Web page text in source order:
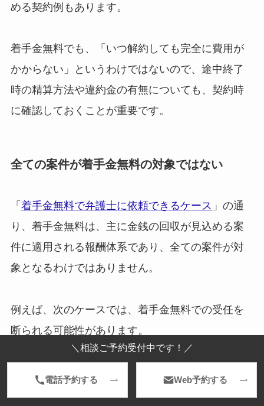
める契約例もあります。
着手金無料でも、「いつ解約しても完全に費用が
かからない」というわけではないので、途中終了
時の精算方法や違約金の有無についても、契約時
に確認しておくことが重要です。
全ての案件が着手金無料の対象ではない
「 着手金無料で弁護士に依頼できるケース 」の通
り、着手金無料は、主に金銭の回収が見込める案
件に適用される報酬体系であり、全ての案件が対
象となるわけではありません。
例えば、次のケースでは、着手金無料での受任を
断られる可能性があります。
経済的利益が極めて小さく、費用倒れの
＼相談ご予約受付中です！／
電話予約する Web予約する